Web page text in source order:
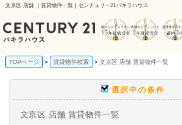
文京区 店舗 ｜賃貸物件一覧｜センチュリー21パキラハウス
TOPページ 賃貸物件検索 文京区 店舗 賃貸物件一覧
選択中の条件
文京区 店舗 賃貸物件一覧